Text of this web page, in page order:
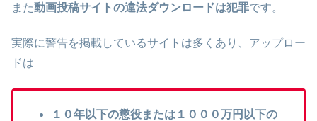
また動画投稿サイトの違法ダウンロードは犯罪です。
実際に警告を掲載しているサイトは多くあり、アップロー
ドは
１０年以下の懲役または１０００万円以下の